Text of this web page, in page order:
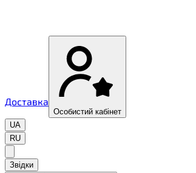
Доставка
Особистий кабінет
UA
RU
Звідки